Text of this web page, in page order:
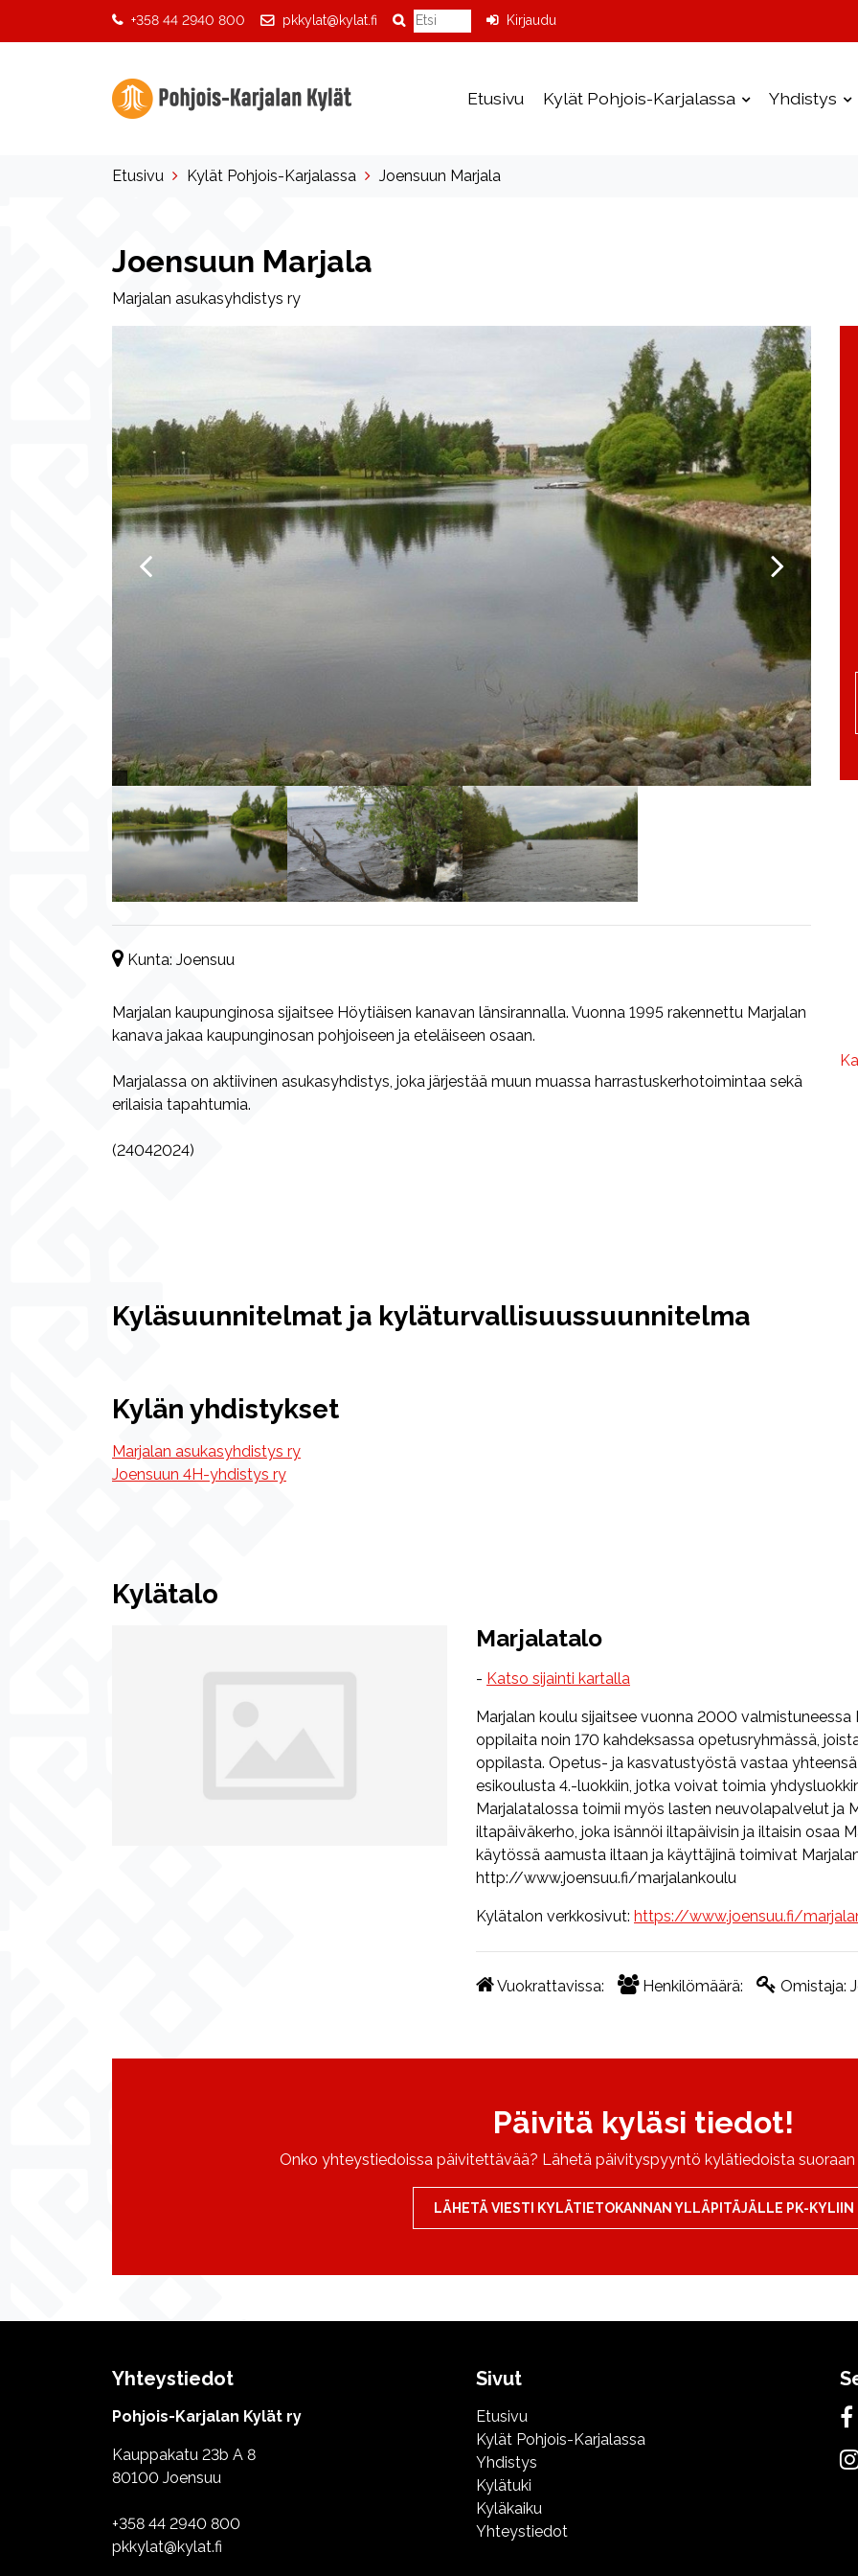
+358 44 2940 800 pkkylat@kylat.fi Kirjaudu
Etusivu Kylät Pohjois-Karjalassa Yhdistys
Etusivu Kylät Pohjois-Karjalassa Joensuun Marjala
Joensuun Marjala
Marjalan asukasyhdistys ry
Kunta: Joensuu
Marjalan kaupunginosa sijaitsee Höytiäisen kanavan länsirannalla. Vuonna 1995 rakennettu Marjalan
kanava jakaa kaupunginosan pohjoiseen ja eteläiseen osaan.
Marjalassa on aktiivinen asukasyhdistys, joka järjestää muun muassa harrastuskerhotoimintaa sekä
erilaisia tapahtumia.
(24042024)
Kyläsuunnitelmat ja kyläturvallisuussuunnitelma
Kylän yhdistykset
Marjalan asukasyhdistys ry
Joensuun 4H-yhdistys ry
Kylätalo
Marjalatalo
- Katso sijainti kartalla
Marjalan koulu sijaitsee vuonna 2000 valmistuneessa
oppilaita noin 170 kahdeksassa opetusryhmässä,
oppilasta. Opetus- ja kasvatustyöstä vastaa
esikoulusta 4.-luokkiin, jotka voivat toimia
Marjalatalossa toimii myös lasten neuvolapalvelut ja
iltapäiväkerho, joka isännöi iltapäivisin ja iltaisin osaa
käytössä aamusta iltaan ja käyttäjinä toimivat
http://www.joensuu.fi/marjalankoulu
Kylätalon verkkosivut: https://www.joensuu.fi/
Vuokrattavissa: Henkilömäärä: Omistaja:
Päivitä kyläsi tiedot!
Onko yhteystiedoissa päivitettävää? Lähetä päivityspyyntö kylätiedoista
LÄHETÄ VIESTI KYLÄTIETOKANNAN YLLÄPITÄJÄLLE PK-KYLIIN
Yhteystiedot
Pohjois-Karjalan Kylät ry
Kauppakatu 23b A 8
80100 Joensuu
+358 44 2940 800
pkkylat@kylat.fi
Sivut
Etusivu
Kylät Pohjois-Karjalassa
Yhdistys
Kylätuki
Kyläkaiku
Yhteystiedot